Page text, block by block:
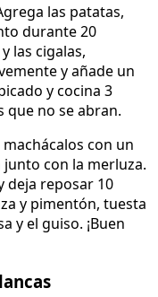
las patatas,
durante 20
las cigalas,
y añade un
y cocina 3
que no se abran.
con un
junto con la merluza.
deja reposar 10
y pimentón, tuesta
y el guiso. ¡Buen